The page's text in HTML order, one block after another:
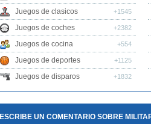
Juegos de clasicos +1545
Juegos de coches +2382
Juegos de cocina +554
Juegos de deportes +1125
Juegos de disparos +1832
ESCRIBE UN COMENTARIO SOBRE